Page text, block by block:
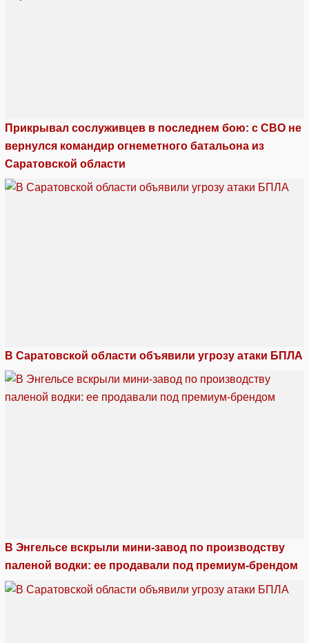
Прикрывал сослуживцев в последнем бою: с СВО не
вернулся командир огнеметного батальона из
Саратовской области
В Саратовской области объявили угрозу атаки БПЛА
В Энгельсе вскрыли мини-завод по производству
паленой водки: ее продавали под премиум-брендом